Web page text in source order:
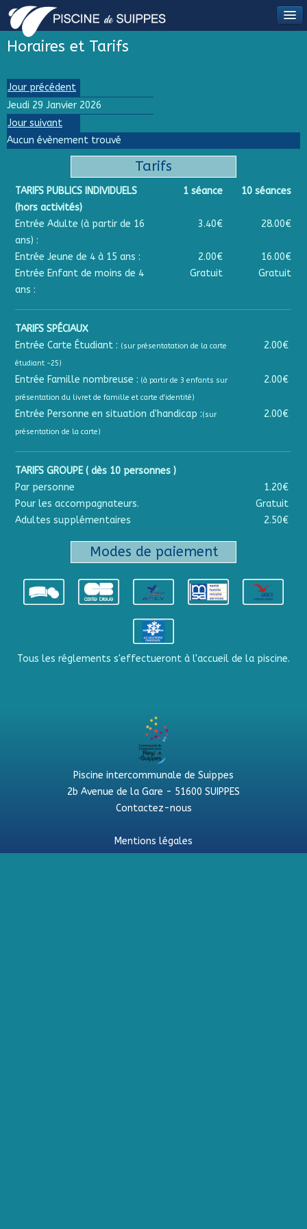
Horaires et Tarifs
Jour précédent
Jeudi 29 Janvier 2026
Jour suivant
Aucun évènement trouvé
Tarifs
TARIFS PUBLICS INDIVIDUELS
(hors activités)
1 séance 10 séances
Entrée Adulte (à partir de 16
ans) :
3.40€ 28.00€
Entrée Jeune de 4 à 15 ans : 2.00€
16.00€
Entrée Enfant de moins de 4
ans :
Gratuit Gratuit
TARIFS SPÉCIAUX
Entrée Carte Étudiant : (sur présentatation de la carte
étudiant -25)
2.00€
Entrée Famille nombreuse : (à partir de 3 enfants sur
présentation du livret de famille et carte d'identité)
2.00€
Entrée Personne en situation d'handicap :(sur
présentation de la carte)
2.00€
TARIFS GROUPE ( dès 10 personnes )
Par personne
1.20€
Pour les accompagnateurs.
Gratuit
Adultes supplémentaires
2.50€
Modes de paiement
Tous les réglements s'effectueront à l'accueil de la piscine.
Piscine intercommunale de Suippes
2b Avenue de la Gare - 51600 SUIPPES
Contactez-nous
Mentions légales